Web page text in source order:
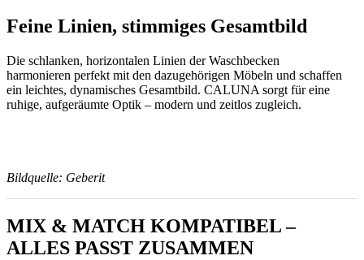
Feine Linien, stimmiges Gesamtbild
Die schlanken, horizontalen Linien der Waschbecken
harmonieren perfekt mit den dazugehörigen Möbeln und schaffen
ein leichtes, dynamisches Gesamtbild. CALUNA sorgt für eine
ruhige, aufgeräumte Optik – modern und zeitlos zugleich.
Bildquelle: Geberit
MIX & MATCH KOMPATIBEL –
ALLES PASST ZUSAMMEN